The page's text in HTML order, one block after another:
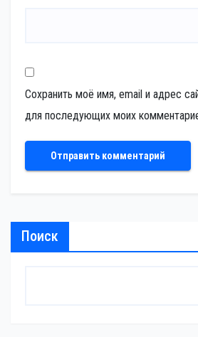
Сохранить моё имя, email и адрес
для последующих моих
Поиск